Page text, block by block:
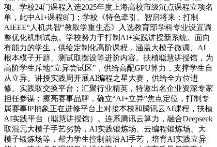
项。学校24门课程入选2025年度上海高校市级沉点课程立项名
单，此中AI+课程8门；学校《特色牵引、智启将来：打制
AIEEE“人机共智”教取学重生态》入选教育部学科专业设置调
整优化机制试点。学校努力于打制AI+实践讲授新系统。面向
有能力的学生，供给定制化高阶课程，涵盖大模子微调、AI
根本模子开辟、测试取摆设等进阶内容。扶植聪慧讲授馆，为
高阶学生斥地“立异尝试区”，供给高配GPU算力，支撑学生自
从立异。讲授实践周开展AI编程之星大赛，供给全方位进
修、实践取交换平台；汇聚行业精英，特邀出名企业资深专家
担任参谋；擦亮赛事品牌，确立“AI+立异”焦点定位，打制专
属赛事IP抽象正在进修平台上对接本校和腾讯云AI课程，扶植
AI实践平台（聪慧讲授馆）。连系腾讯云算力，融合Deepseek
取混元大模子手艺劣势，AI实践锻炼场、云编程锻炼场、大
模子锻炼场等，帮力学生控制前沿AI手艺，培育AI实践立异